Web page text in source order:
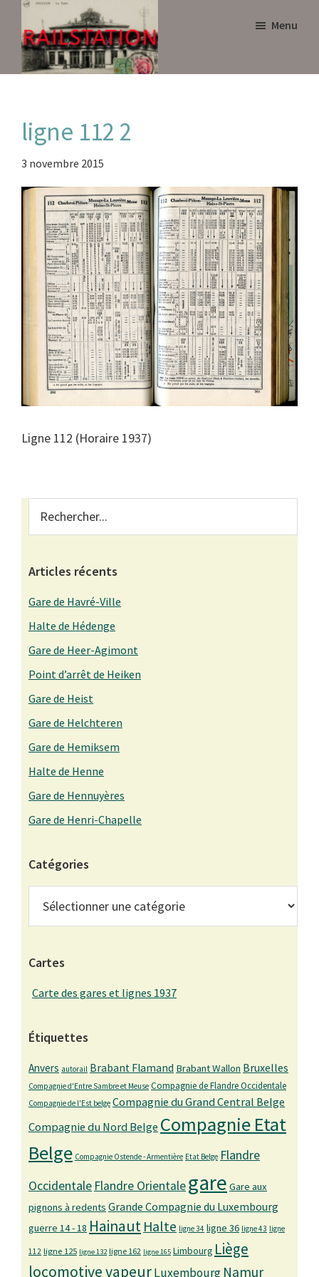
main
content
primary
sidebar
Menu
ligne 112 2
3 novembre 2015
Ligne 112 (Horaire 1937)
Primary
Sidebar
Articles récents
Gare de Havré-Ville
Halte de Hédenge
Gare de Heer-Agimont
Point d’arrêt de Heiken
Gare de Heist
Gare de Helchteren
Gare de Hemiksem
Halte de Henne
Gare de Hennuyères
Gare de Henri-Chapelle
Catégories
Cartes
Carte des gares et lignes 1937
Étiquettes
Anvers autorail Brabant Flamand Brabant Wallon Bruxelles
Compagnie d'Entre Sambre et Meuse Compagnie de Flandre Occidentale
Compagnie de l'Est belge Compagnie du Grand Central Belge
Compagnie du Nord Belge Compagnie Etat
Belge Compagnie Ostende - Armentière Etat Belge Flandre
Occidentale Flandre Orientalegare Gare aux
pignons à redents Grande Compagnie du Luxembourg
guerre 14 - 18 Hainaut Halte ligne 34 ligne 36 ligne 43 ligne
112 ligne 125 ligne 132 ligne 162 ligne 165 Limbourg Liège
locomotive vapeurLuxembourg Namur